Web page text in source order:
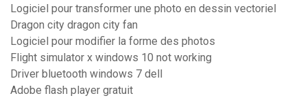
Logiciel pour transformer une photo en dessin vectoriel
Dragon city dragon city fan
Logiciel pour modifier la forme des photos
Flight simulator x windows 10 not working
Driver bluetooth windows 7 dell
Adobe flash player gratuit